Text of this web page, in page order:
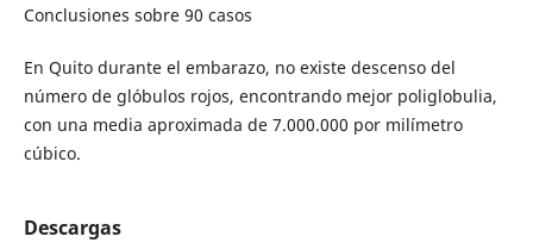
Conclusiones sobre 90 casos
En Quito durante el embarazo, no existe descenso del
número de glóbulos rojos, encontrando mejor poliglobulia,
con una media aproximada de 7.000.000 por milímetro
cúbico.
Descargas